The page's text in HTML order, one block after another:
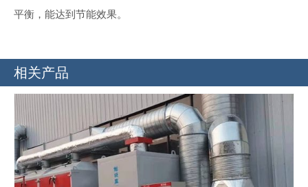
平衡，能达到节能效果。
相关产品